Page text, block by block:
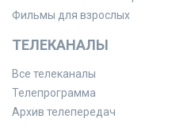
Фильмы для взрослых
ТЕЛЕКАНАЛЫ
Все телеканалы
Телепрограмма
Архив телепередач